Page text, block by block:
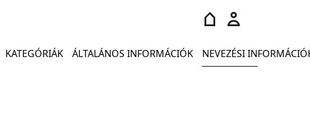
KATEGÓRIÁK ÁLTALÁNOS INFORMÁCIÓK NEVEZÉSI